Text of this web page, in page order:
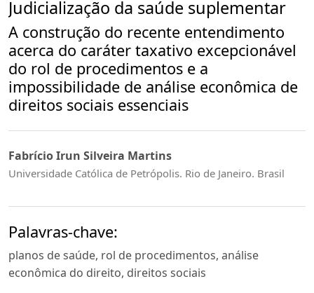
Judicialização da saúde suplementar
A construção do recente entendimento
acerca do caráter taxativo excepcionável
do rol de procedimentos e a
impossibilidade de análise econômica de
direitos sociais essenciais
Fabrício Irun Silveira Martins
Universidade Católica de Petrópolis. Rio de Janeiro. Brasil
Palavras-chave:
planos de saúde, rol de procedimentos, análise
econômica do direito, direitos sociais